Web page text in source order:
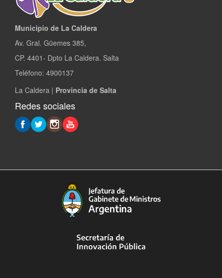
Municipio de La Caldera
Av. Gral. Güemes 385,
CP. 4401- Dpto La Caldera. Salta
Teléfono: 4900137
La Caldera | Provincia de Salta
Redes sociales